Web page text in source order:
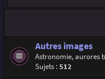
Autres images
Astronomie, aurores
Sujets :512